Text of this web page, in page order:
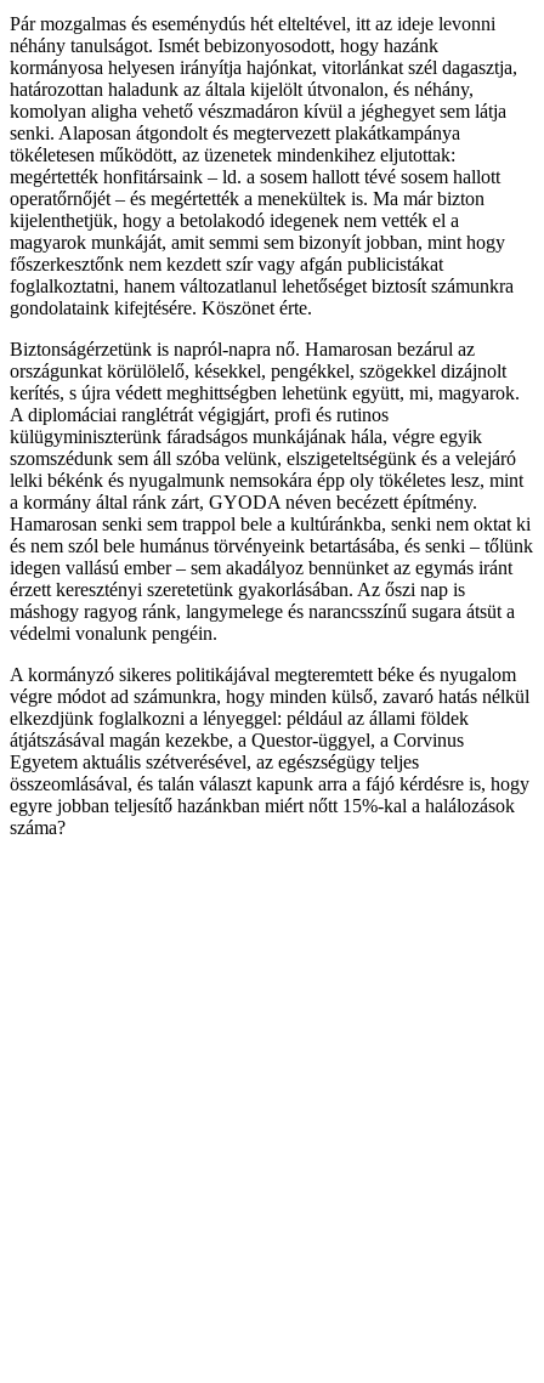
Pár mozgalmas és eseménydús hét elteltével, itt az ideje levonni
néhány tanulságot. Ismét bebizonyosodott, hogy hazánk
kormányosa helyesen irányítja hajónkat, vitorlánkat szél dagasztja,
határozottan haladunk az általa kijelölt útvonalon, és néhány,
komolyan aligha vehető vészmadáron kívül a jéghegyet sem látja
senki. Alaposan átgondolt és megtervezett plakátkampánya
tökéletesen működött, az üzenetek mindenkihez eljutottak:
megértették honfitársaink – ld. a sosem hallott tévé sosem hallott
operatőrnőjét – és megértették a menekültek is. Ma már bizton
kijelenthetjük, hogy a betolakodó idegenek nem vették el a
magyarok munkáját, amit semmi sem bizonyít jobban, mint hogy
főszerkesztőnk nem kezdett szír vagy afgán publicistákat
foglalkoztatni, hanem változatlanul lehetőséget biztosít számunkra
gondolataink kifejtésére. Köszönet érte.
Biztonságérzetünk is napról-napra nő. Hamarosan bezárul az
országunkat körülölelő, késekkel, pengékkel, szögekkel dizájnolt
kerítés, s újra védett meghittségben lehetünk együtt, mi, magyarok.
A diplomáciai ranglétrát végigjárt, profi és rutinos
külügyminiszterünk fáradságos munkájának hála, végre egyik
szomszédunk sem áll szóba velünk, elszigeteltségünk és a velejáró
lelki békénk és nyugalmunk nemsokára épp oly tökéletes lesz, mint
a kormány által ránk zárt, GYODA néven becézett építmény.
Hamarosan senki sem trappol bele a kultúránkba, senki nem oktat ki
és nem szól bele humánus törvényeink betartásába, és senki – tőlünk
idegen vallású ember – sem akadályoz bennünket az egymás iránt
érzett keresztényi szeretetünk gyakorlásában. Az őszi nap is
máshogy ragyog ránk, langymelege és narancsszínű sugara átsüt a
védelmi vonalunk pengéin.
A kormányzó sikeres politikájával megteremtett béke és nyugalom
végre módot ad számunkra, hogy minden külső, zavaró hatás nélkül
elkezdjünk foglalkozni a lényeggel: például az állami földek
átjátszásával magán kezekbe, a Questor-üggyel, a Corvinus
Egyetem aktuális szétverésével, az egészségügy teljes
összeomlásával, és talán választ kapunk arra a fájó kérdésre is, hogy
egyre jobban teljesítő hazánkban miért nőtt 15%-kal a halálozások
száma?